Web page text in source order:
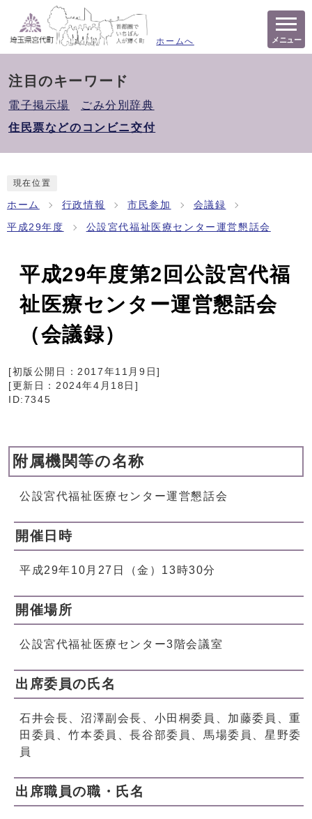
ホームへ メニュー
注目のキーワード
電子掲示場
ごみ分別辞典
住民票などのコンビニ交付
現在位置
ホーム 行政情報 市民参加 会議録
平成29年度 公設宮代福祉医療センター運営懇話会
平成29年度第2回公設宮代福
祉医療センター運営懇話会
（会議録）
[初版公開日：2017年11月9日]
[更新日： 2024年4月18日 ]
ID:7345
附属機関等の名称
公設宮代福祉医療センター運営懇話会
開催日時
平成29年10月27日（金）13時30分
開催場所
公設宮代福祉医療センター3階会議室
出席委員の氏名
石井会長、沼澤副会長、小田桐委員、加藤委員、重
田委員、竹本委員、長谷部委員、馬場委員、星野委
員
出席職員の職・氏名